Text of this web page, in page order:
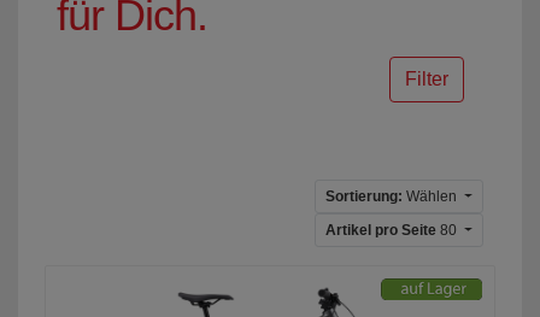
für Dich.
Filter
Sortierung: Wählen
Artikel pro Seite 80